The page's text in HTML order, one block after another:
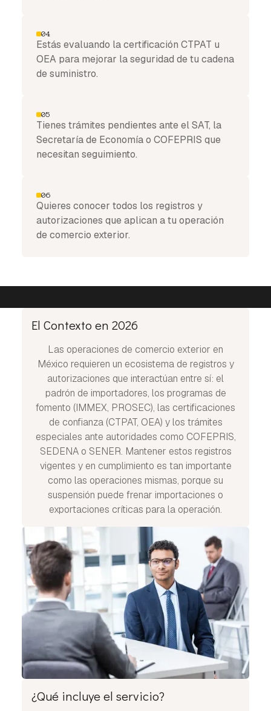
04
Estás evaluando la certificación CTPAT u
OEA para mejorar la seguridad de tu cadena
de suministro.
05
Tienes trámites pendientes ante el SAT, la
Secretaría de Economía o COFEPRIS que
necesitan seguimiento.
06
Quieres conocer todos los registros y
autorizaciones que aplican a tu operación
de comercio exterior.
El Contexto en 2026
Las operaciones de comercio exterior en
México requieren un ecosistema de registros y
autorizaciones que interactúan entre sí: el
padrón de importadores, los programas de
fomento (IMMEX, PROSEC), las certificaciones
de confianza (CTPAT, OEA) y los trámites
especiales ante autoridades como COFEPRIS,
SEDENA o SENER. Mantener estos registros
vigentes y en cumplimiento es tan importante
como las operaciones mismas, porque su
suspensión puede frenar importaciones o
exportaciones críticas para la operación.
¿Qué incluye el servicio?